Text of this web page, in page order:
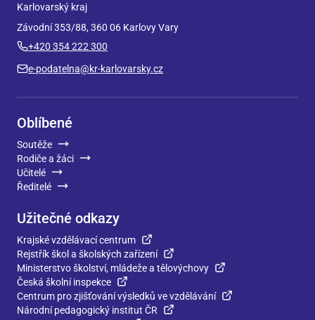
Karlovarský kraj
Závodní 353/88, 360 06 Karlovy Vary
+420 354 222 300
e-podatelna@kr-karlovarsky.cz
Oblíbené
Soutěže
Rodiče a žáci
Učitelé
Ředitelé
Užitečné odkazy
Krajské vzdělávací centrum
Rejstřík škol a školských zařízení
Ministerstvo školství, mládeže a tělovýchovy
Česká školní inspekce
Centrum pro zjišťování výsledků ve vzdělávání
Národní pedagogický institut ČR